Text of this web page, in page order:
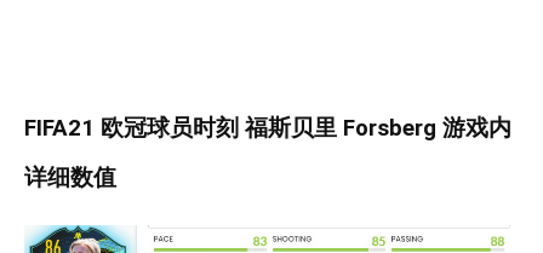
FIFA21 欧冠球员时刻 福斯贝里 Forsberg 游戏内
详细数值